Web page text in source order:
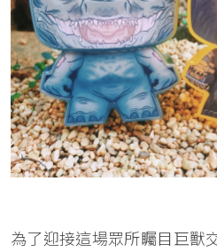
為了迎接這場眾所矚目巨獸